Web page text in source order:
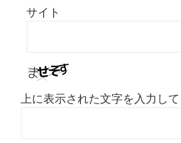
サイト
上に表示された文字を入力して